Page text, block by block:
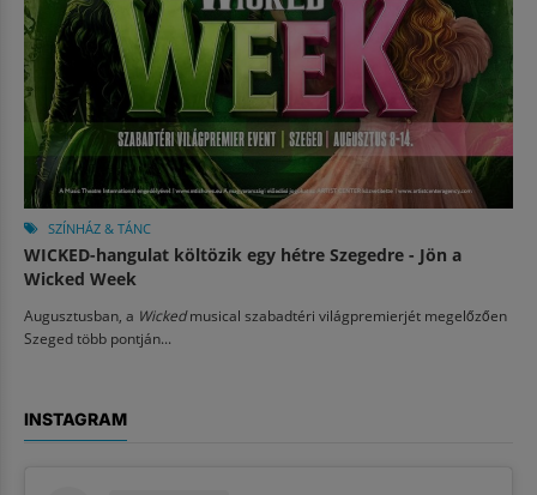
SZÍNHÁZ & TÁNC
WICKED-hangulat költözik egy hétre Szegedre - Jön a
Wicked Week
Augusztusban, a Wickedmusical szabadtéri világpremierjét megelőzően
Szeged több pontján...
INSTAGRAM